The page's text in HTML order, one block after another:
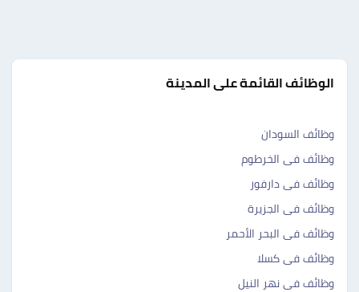
الوظائف القائمة على المدينة
وظائف السودان
وظائف فى الخرطوم
وظائف فى دارفور
وظائف فى الجزيرة
وظائف فى البحر الأحمر
وظائف فى كسلا
وظائف فى نهر النيل